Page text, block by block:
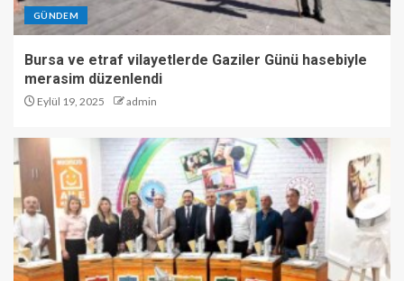
GÜNDEM
Bursa ve etraf vilayetlerde Gaziler Günü hasebiyle
merasim düzenlendi
Eylül 19, 2025 admin